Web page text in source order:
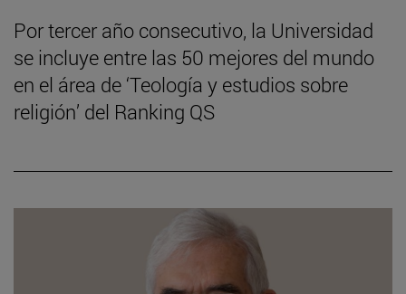
Por tercer año consecutivo, la Universidad
se incluye entre las 50 mejores del mundo
en el área de ‘Teología y estudios sobre
religión’ del Ranking QS